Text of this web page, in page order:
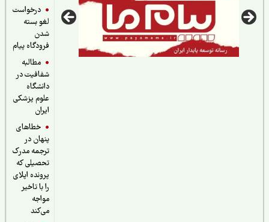
درخواست
لغو بسته
فرودگاه پیام
مطالبه
شفافیت در
دانشگاه
علوم پزشکی
خطاهای
پنهان در
ترجمه مدرک
تحصیلی که
پرونده اپلای
را با تاخیر